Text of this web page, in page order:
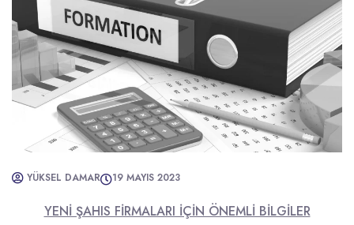
YÜKSEL DAMAR 19 MAYIS 2023
YENİ ŞAHIS FİRMALARI İÇİN ÖNEMLİ BİLGİLER